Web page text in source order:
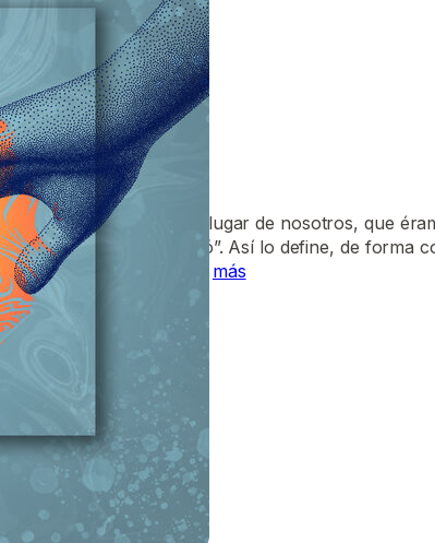
DÍA
“Cristo murió en lugar de nosotros, que
tres días, Dios lo resucitó”. Así lo define, de forma
pesar de su sencillez,… más